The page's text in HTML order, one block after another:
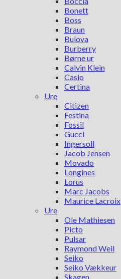
Bonett
Boss
Braun
Bulova
Burberry
Børne ur
Calvin Klein
Casio
Certina
Ure
Citizen
Festina
Fossil
Gucci
Ingersoll
Jacob Jensen
Movado
Longines
Lorus
Marc Jacobs
Maurice Lacroix
Ure
Ole Mathiesen
Picto
Pulsar
Raymond Weil
Seiko
Seiko Vækkeur
Skagen